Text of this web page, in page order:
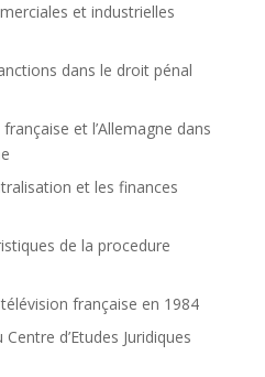
et industrielles
dans le droit pénal
française et l’Allemagne dans
et les finances
de la procedure
télévision française en 1984
d’Etudes Juridiques